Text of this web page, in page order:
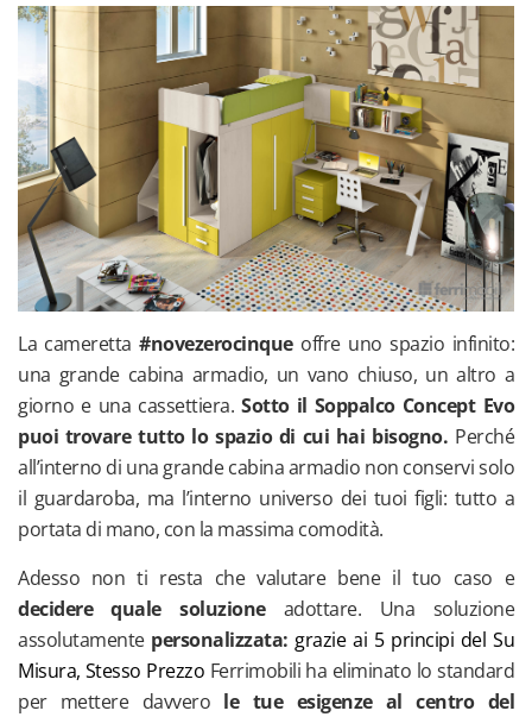
La cameretta#novezerocinqueoffre uno spazio infinito:
una grande cabina armadio, un vano chiuso, un altro a
giorno e una cassettiera.Sotto il Soppalco Concept Evo
puoi trovare tutto lo spazio di cui hai bisogno. Perché
all’interno di una grande cabina armadio non conservi solo
il guardaroba, ma l’interno universo dei tuoi figli: tutto a
portata di mano, con la massima comodità.
Adesso non ti resta che valutare bene il tuo caso e
decidere quale soluzioneadottare. Una soluzione
assolutamente personalizzata: grazie ai 5 principi del Su
Misura, Stesso Prezzo Ferrimobili ha eliminato lo standard
per mettere davvero le tue esigenze al centro del